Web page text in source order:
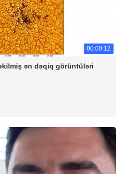
00:00:12
ən dəqiq görüntüləri